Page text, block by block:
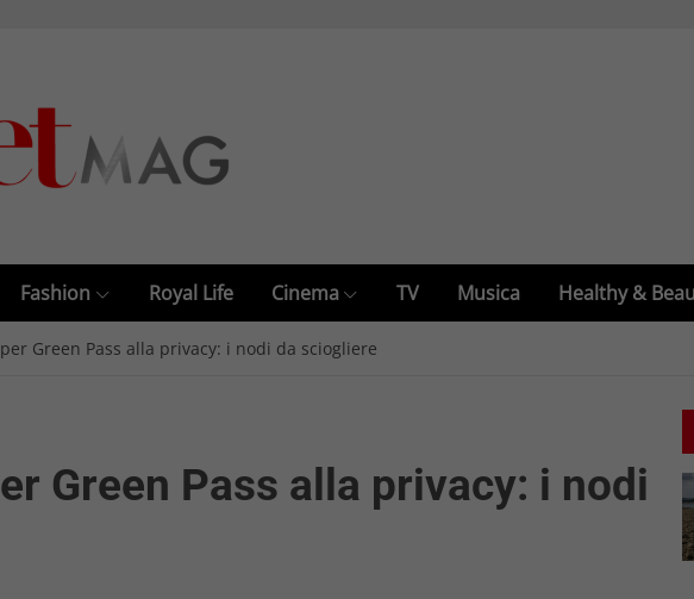
Fashion Royal Life Cinema TV Musica Healthy &
Green Pass alla privacy: i nodi da sciogliere
Green Pass alla privacy: i nodi